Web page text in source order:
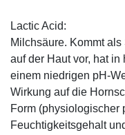
Lactic Acid:
Milchsäure. Kommt
auf der Haut vor, hat
einem niedrigen pH-
Wirkung auf die
Form (physiologischer
Feuchtigkeitsgehalt